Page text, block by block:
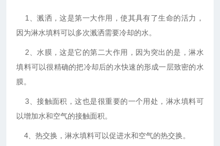
1、溅洒，这是第一大作用，使其具有了生命的活力，
因为淋水填料可以多次溅洒需要冷却的水。
2、水膜，这是它的第二大作用，因为突出的是，淋水
填料可以很精确的把冷却后的水快速的形成一层致密的水
膜。
3、接触面积，这也是很重要的一个用处，淋水填料可
以增加水和空气的接触面积。
4、热交换，淋水填料可以促进水和空气的热交换。